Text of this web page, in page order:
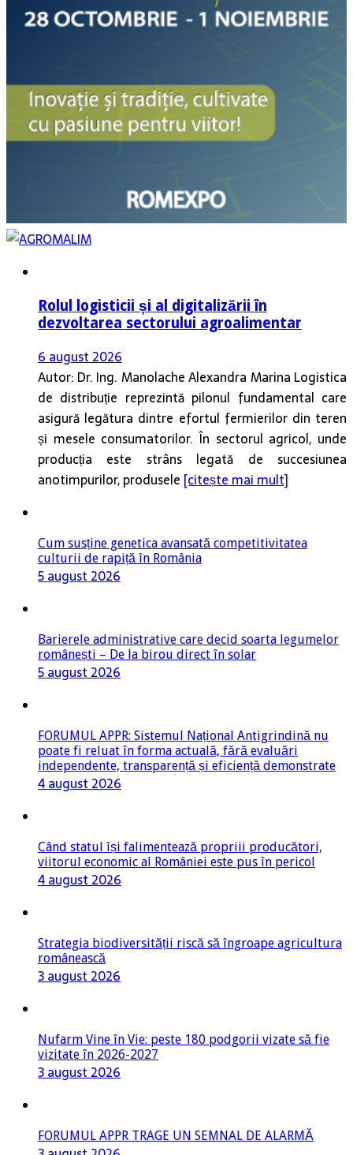
dezvoltarea sectorului agroalimentar
Autor: Dr. Ing. Manolache Alexandra Marina Logistica
de distribuție reprezintă pilonul fundamental care
asigură legătura dintre efortul fermierilor din teren
și mesele consumatorilor. În sectorul agricol, unde
producția este strâns legată de succesiunea
anotimpurilor, produsele [citește mai mult]
culturii de rapiță în România
5 august 2026
românești – De la birou direct în solar
5 august 2026
poate fi reluat în forma actuală, fără evaluări
independente, transparență și eficiență demonstrate
4 august 2026
viitorul economic al României este pus în pericol
4 august 2026
românească
3 august 2026
vizitate în 2026-2027
3 august 2026
3 august 2026